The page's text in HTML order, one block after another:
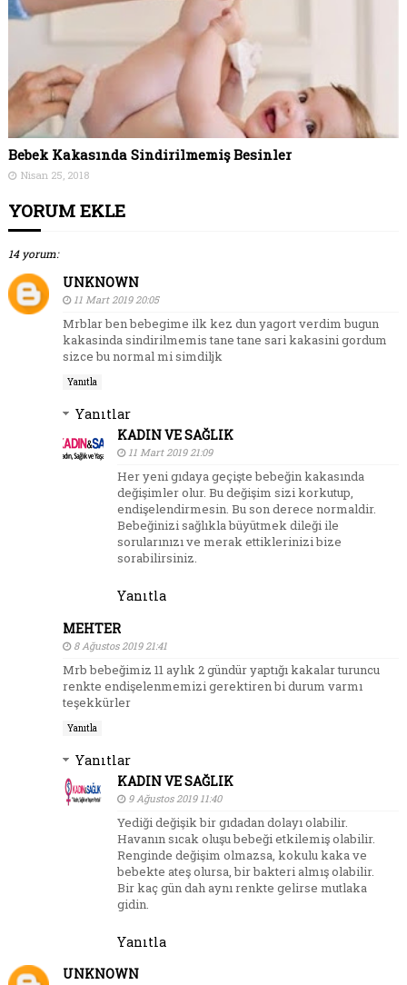
Bebek Kakasında Sindirilmemiş Besinler
Nisan 25, 2018
YORUM EKLE
14 yorum:
UNKNOWN
11 Mart 2019 20:05
Mrblar ben bebegime ilk kez dun yagort verdim bugun
kakasinda sindirilmemis tane tane sari kakasini gordum
sizce bu normal mi simdiljk
Yanıtla
Yanıtlar
KADIN VE SAĞLIK
11 Mart 2019 21:09
Her yeni gıdaya geçişte bebeğin kakasında
değişimler olur. Bu değişim sizi korkutup,
endişelendirmesin. Bu son derece normaldir.
Bebeğinizi sağlıkla büyütmek dileği ile
sorularınızı ve merak ettiklerinizi bize
sorabilirsiniz.
Yanıtla
MEHTER
8 Ağustos 2019 21:41
Mrb bebeğimiz 11 aylık 2 gündür yaptığı kakalar turuncu
renkte endişelenmemizi gerektiren bi durum varmı
teşekkürler
Yanıtla
Yanıtlar
KADIN VE SAĞLIK
9 Ağustos 2019 11:40
Yediği değişik bir gıdadan dolayı olabilir.
Havanın sıcak oluşu bebeği etkilemiş olabilir.
Renginde değişim olmazsa, kokulu kaka ve
bebekte ateş olursa, bir bakteri almış olabilir.
Bir kaç gün dah aynı renkte gelirse mutlaka
gidin.
Yanıtla
UNKNOWN